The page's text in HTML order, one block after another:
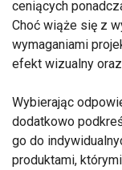
ceniących
Choć wiąże się z
wymaganiami
efekt wizualny
Wybierając
dodatkowo
go do
produktami,